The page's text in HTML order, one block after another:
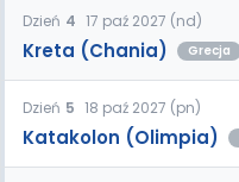
Dzień 4 17 paź 2027 (nd)
Kreta (Chania) Grecja
Dzień 5 18 paź 2027 (pn)
Katakolon (Olimpia)